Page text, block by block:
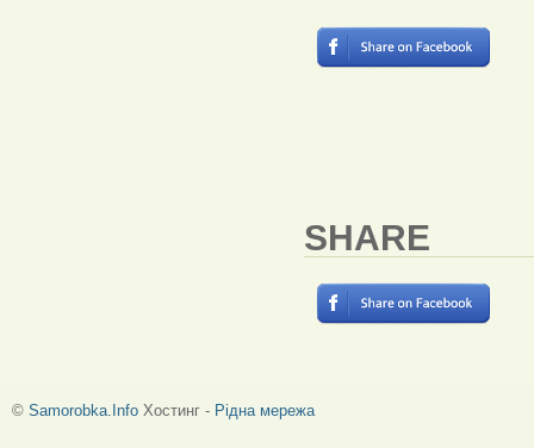
SHARE
© Samorobka.Info Хостинг - Рідна мережа